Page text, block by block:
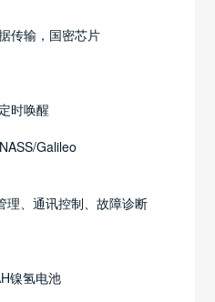
传输，国密芯片
时唤醒
Galileo
理、通讯控制、故障诊断
镍氢电池